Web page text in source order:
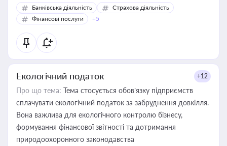
Банківська діяльність
Страхова діяльність
Фінансові послуги
+5
Екологічний податок +12
Про що тема: Тема стосується обов’язку підприємств
сплачувати екологічний податок за забруднення довкілля.
Вона важлива для екологічного контролю бізнесу,
формування фінансової звітності та дотримання
природоохоронного законодавства